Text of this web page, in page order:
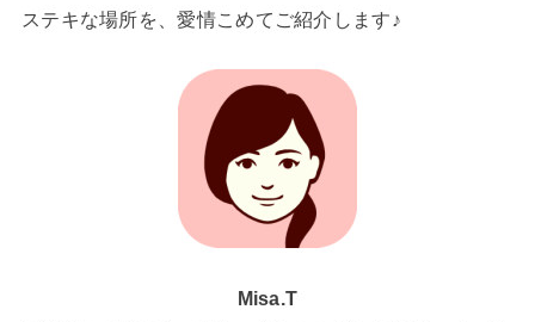
ステキな場所を、愛情こめてご紹介します♪
Misa.T